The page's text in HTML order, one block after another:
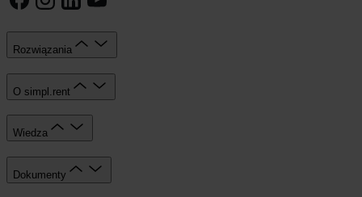
Rozwiązania
O simpl.rent
Wiedza
Dokumenty